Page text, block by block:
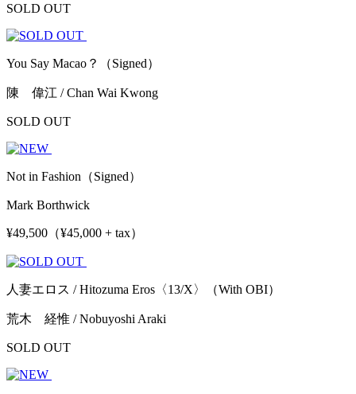
SOLD OUT
You Say Macao？（Signed）
陳 偉江 / Chan Wai Kwong
SOLD OUT
Not in Fashion（Signed）
Mark Borthwick
¥49,500（¥45,000 + tax）
人妻エロス / Hitozuma Eros〈13/X〉（With OBI）
荒木 経惟 / Nobuyoshi Araki
SOLD OUT